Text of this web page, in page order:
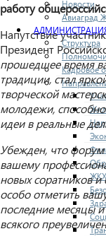
Новости
Авиаград
Структура
Кадровое
ЖКХ
работу
Напутствие
Президент
прошедшее время
традиции, стал
творческой
молодежи,
идеи в реальные
Убежден, что
вашему
новых соратников
особо отметить
последние месяцы
всякого